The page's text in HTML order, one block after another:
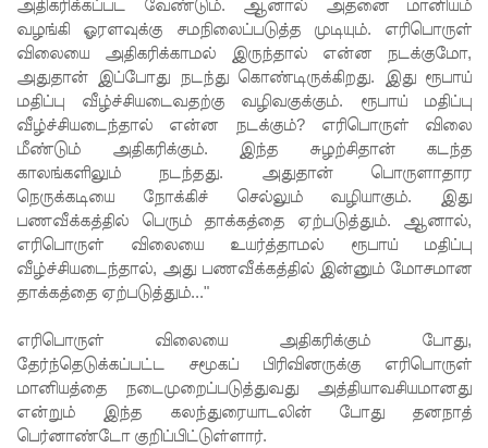
மெகசின்
சிறை!
ஹிருணி
காவின்
சிறைத்
தண்ட
னைக்கு
எதிரான
றையீட்டு
விசார
ணை
அதிகரிக்கப்பட வேண்டும். ஆனால் அதனை மானியம்
வழங்கி ஓரளவுக்கு சமநிலைப்படுத்த முடியும். எரிபொருள்
விலையை அதிகரிக்காமல் இருந்தால் என்ன நடக்குமோ,
அதுதான் இப்போது நடந்து கொண்டிருக்கிறது. இது ரூபாய்
மதிப்பு வீழ்ச்சியடைவதற்கு வழிவகுக்கும். ரூபாய் மதிப்பு
வீழ்ச்சியடைந்தால் என்ன நடக்கும்? எரிபொருள் விலை
மீண்டும் அதிகரிக்கும். இந்த சுழற்சிதான் கடந்த
காலங்களிலும் நடந்தது. அதுதான் பொருளாதார
நெருக்கடியை நோக்கிச் செல்லும் வழியாகும். இது
பணவீக்கத்தில் பெரும் தாக்கத்தை ஏற்படுத்தும். ஆனால்,
எரிபொருள் விலையை உயர்த்தாமல் ரூபாய் மதிப்பு
வீழ்ச்சியடைந்தால், அது பணவீக்கத்தில் இன்னும் மோசமான
தாக்கத்தை ஏற்படுத்தும்..."
எரிபொருள் விலையை அதிகரிக்கும் போது,
தேர்ந்தெடுக்கப்பட்ட சமூகப் பிரிவினருக்கு எரிபொருள்
மானியத்தை நடைமுறைப்படுத்துவது அத்தியாவசியமானது
என்றும் இந்த கலந்துரையாடலின் போது தனநாத்
பெர்னாண்டோ குறிப்பிட்டுள்ளார்.